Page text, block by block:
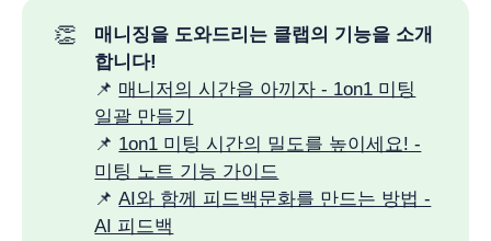
👏
매니징을 도와드리는 클랩의 기능을 소개
합니다!
📌 매니저의 시간을 아끼자 - 1on1 미팅
일괄 만들기
📌 1on1 미팅 시간의 밀도를 높이세요! -
미팅 노트 기능 가이드
📌AI와 함께 피드백문화를 만드는 방법 -
AI 피드백